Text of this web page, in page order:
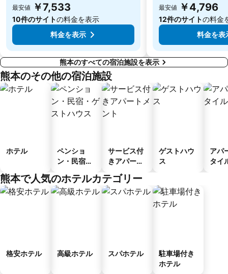
最安値 ￥7,533
10件のサイトの料金を表示
料金を表示
最安値 ￥4,796
12件のサイトの料金
料金を表
熊本のすべての宿泊施設を表示
熊本のその他の宿泊施設
ホテル
ペンショ
ン・民宿・
ス
サービス付
きアパート
ゲストハウ
ス
アパ
タイ
熊本で人気のホテルカテゴリー
格安ホテル 高級ホテル スパホテル
駐車場付き
ホテル